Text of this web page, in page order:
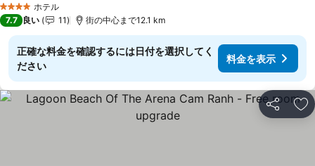
4 ホテルのランク
ホテル
7.7 良い 11 街の中心まで12.1 km
正確な料金を確認するには日付を選択してく
ださい
料金を表示
シェア お